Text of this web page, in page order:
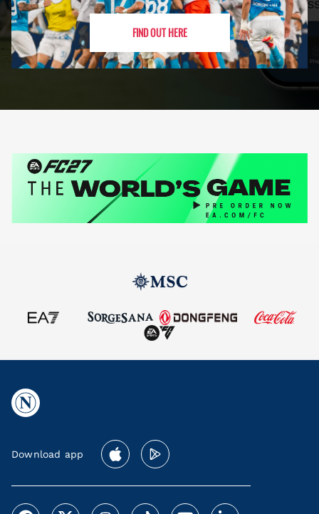
FIND OUT HERE
Download app